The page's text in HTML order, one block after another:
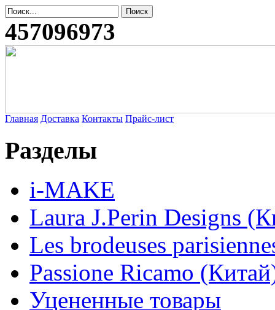
457096973
Главная Доставка Контакты Прайс-лист
Разделы
i-MAKE
Laura J.Perin Designs
Les brodeuses
Passione Ricamo
Уцененные товары